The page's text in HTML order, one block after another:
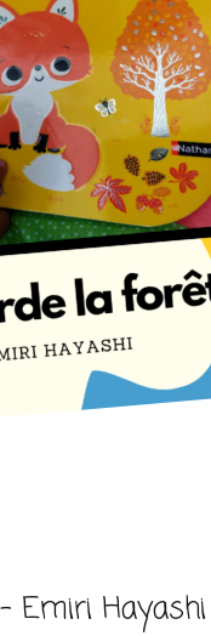
Emiri Hayashi